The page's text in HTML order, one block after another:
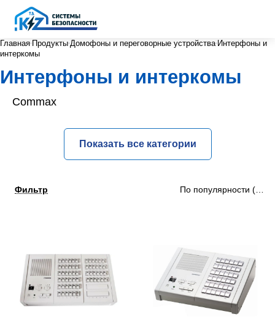
Главная Продукты Домофоны и переговорные устройства Интерфоны и
интеркомы
Интерфоны и интеркомы
Commax
Показать все категории
Фильтр По популярности